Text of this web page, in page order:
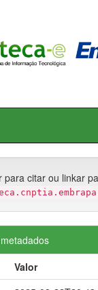
para citar ou linkar
Valor